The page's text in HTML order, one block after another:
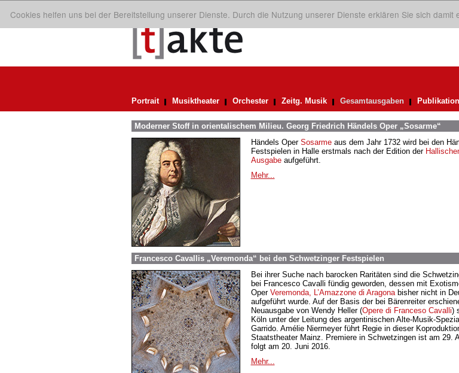
Cookies helfen uns bei der Bereitstellung unserer Dienste. Durch die Nutzung unserer Dienste erklären Sie sich
Portrait Musiktheater Orchester Zeitg. Musik Gesamtausgaben
Moderner Stoff in orientalischem Milieu. Georg Friedrich Händels Oper „Sosarme“
Händels Oper Sosarmeaus dem Jahr 1732 wird bei den
Festspielen in Halle erstmals nach der Edition der
Ausgabeaufgeführt.
Mehr...
Francesco Cavallis „Veremonda“ bei den Schwetzinger Festspielen
Bei ihrer Suche nach barocken Raritäten sind die
bei Francesco Cavalli fündig geworden, dessen mit
Oper Veremonda, L’Amazzone di Aragonabisher nicht in
aufgeführt wurde. Auf der Basis der bei Bärenreiter
Neuausgabe von Wendy Heller (Opere di Franceso Cavalli)
Köln unter der Leitung des argentinischen Alte-Musik-
Garrido. Amélie Niermeyer führt Regie in dieser
Staatstheater Mainz. Premiere in Schwetzingen ist am 29.
folgt am 20. Juni 2016.
Mehr...